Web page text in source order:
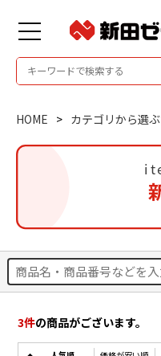
HOME カテゴリから選ぶ
3件の商品がございます。